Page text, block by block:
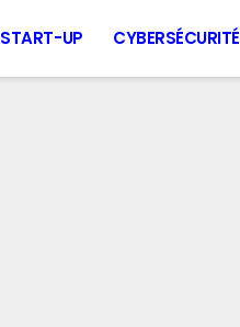
START-UP CYBERSÉCURITÉ